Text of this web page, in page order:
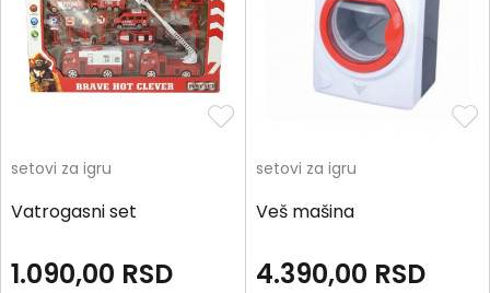
setovi za igru
Vatrogasni set
1.090,00 RSD
setovi za igru
Veš mašina
4.390,00 RSD